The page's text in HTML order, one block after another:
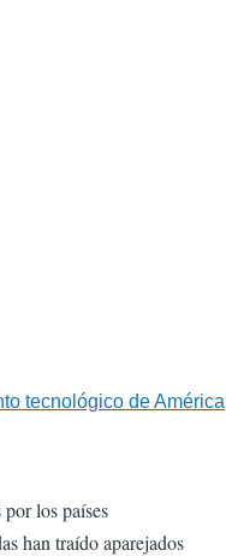
tecnológico de América
los países
han traído aparejados